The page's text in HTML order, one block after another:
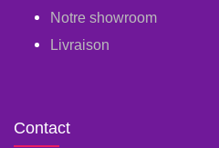
Notre showroom
Livraison
Contact